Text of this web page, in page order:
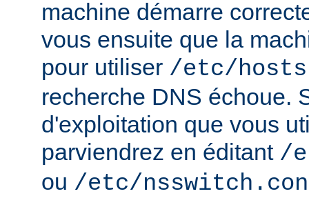
machine démarre
vous ensuite que la
pour utiliser /etc/hosts
recherche DNS échoue.
d'exploitation que vous
parviendrez en éditant /
ou /etc/